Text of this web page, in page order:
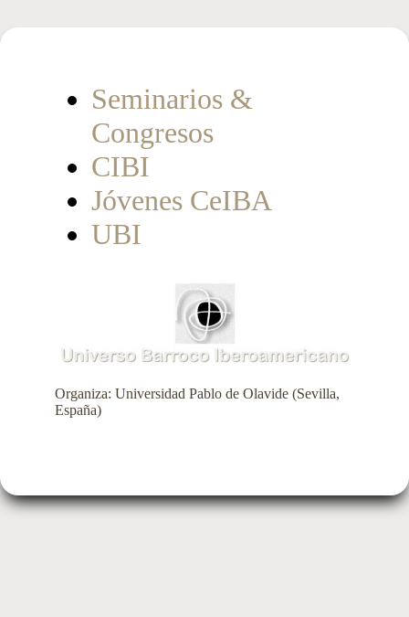
Seminarios &
Congresos
CIBI
Jóvenes CeIBA
UBI
Organiza: Universidad Pablo de Olavide (Sevilla,
España)